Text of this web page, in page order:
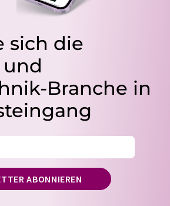
sich die
Branche in
ABONNIEREN